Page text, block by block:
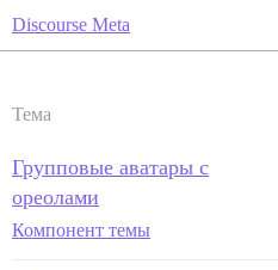
Discourse Meta
Тема
Групповые аватары с
ореолами
Компонент темы